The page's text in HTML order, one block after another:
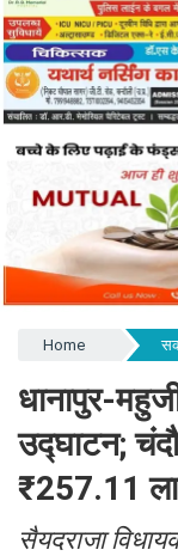
Home
धानापुर-
उद्घाटन;
₹257.11
सैयदराजा